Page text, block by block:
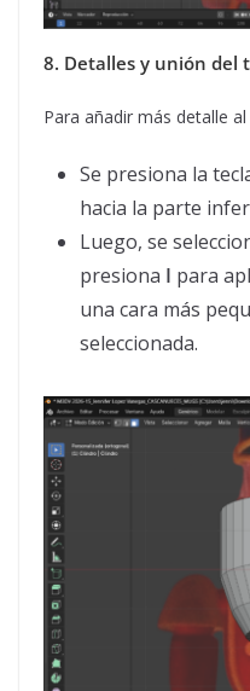
8. Detalles y unión del
Para añadir más detalle
Se presiona la
hacia la parte
Luego, se
presiona I para
una cara más
seleccionada.